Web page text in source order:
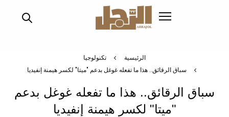
الرئيسية
تكنولوجيا
سباق الرقائق.. هذا ما تفعله غوغل بدعم "ميتا" لكسر هيمنة إنفيديا
سباق الرقائق.. هذا ما تفعله غوغل بدعم
"ميتا" لكسر هيمنة إنفيديا